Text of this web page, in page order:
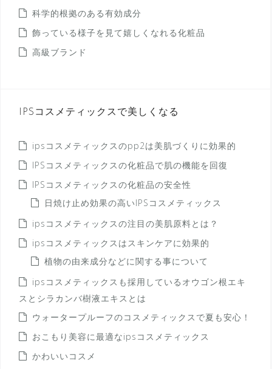
科学的根拠のある有効成分
飾っている様子を見て嬉しくなれる化粧品
高級ブランド
IPSコスメティックスで美しくなる
ipsコスメティックスのpp2は美肌づくりに効果的
IPSコスメティックスの化粧品で肌の機能を回復
IPSコスメティックスの化粧品の安全性
日焼け止め効果の高いIPSコスメティックス
ipsコスメティックスの注目の美肌原料とは？
ipsコスメティックスはスキンケアに効果的
植物の由来成分などに関する事について
ipsコスメティックスも採用しているオウゴン根エキ
スとシラカンバ樹液エキスとは
ウォータープルーフのコスメティックスで夏も安心！
おこもり美容に最適なipsコスメティックス
かわいいコスメ